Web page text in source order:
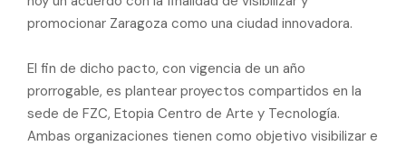
promocionar Zaragoza como una ciudad innovadora.
El fin de dicho pacto, con vigencia de un año
prorrogable, es plantear proyectos compartidos en la
sede de FZC, Etopia Centro de Arte y Tecnología.
Ambas organizaciones tienen como objetivo visibilizar e